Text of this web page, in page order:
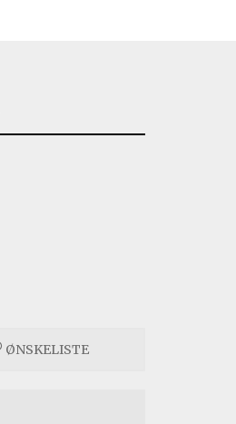
ØNSKELISTE